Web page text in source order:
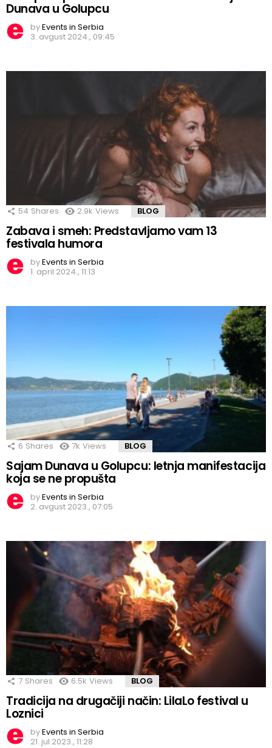
Dunava u Golupcu
byEvents in Serbia
3. avgust 2024., 09:45
54 Shares 2.9k Views BLOG
Zabava i smeh: Predstavljamo vam 13
festivala humora
byEvents in Serbia
1. april 2024., 11:13
6 Shares 7k Views BLOG
Sajam Dunava u Golupcu: letnja manifestacija
koja se ne propušta
byEvents in Serbia
2. avgust 2023., 07:05
7 Shares 6.5k Views BLOG
Tradicija na drugačiji način: LilaLo festival u
Loznici
byEvents in Serbia
21. jul 2023., 11:28